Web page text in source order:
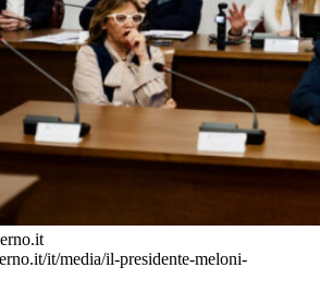
it/media/il-presidente-meloni-